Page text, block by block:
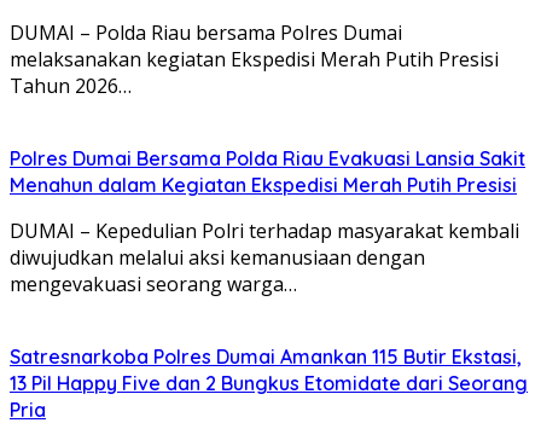
DUMAI – Polda Riau bersama Polres Dumai
melaksanakan kegiatan Ekspedisi Merah Putih Presisi
Tahun 2026…
Polres Dumai Bersama Polda Riau Evakuasi Lansia Sakit
Menahun dalam Kegiatan Ekspedisi Merah Putih Presisi
DUMAI – Kepedulian Polri terhadap masyarakat kembali
diwujudkan melalui aksi kemanusiaan dengan
mengevakuasi seorang warga…
Satresnarkoba Polres Dumai Amankan 115 Butir Ekstasi,
13 Pil Happy Five dan 2 Bungkus Etomidate dari Seorang
Pria